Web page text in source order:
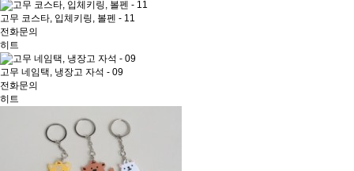
고무 코스타, 입체키링, 볼펜 - 11
전화문의
히트
고무 네임택, 냉장고 자석 - 09
전화문의
히트